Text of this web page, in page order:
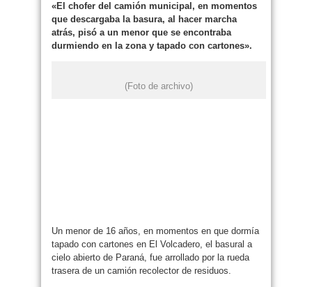
«El chofer del camión municipal, en momentos
que descargaba la basura, al hacer marcha
atrás, pisó a un menor que se encontraba
durmiendo en la zona y tapado con cartones».
(Foto de archivo)
Un menor de 16 años, en momentos en que dormía
tapado con cartones en El Volcadero, el basural a
cielo abierto de Paraná, fue arrollado por la rueda
trasera de un camión recolector de residuos.